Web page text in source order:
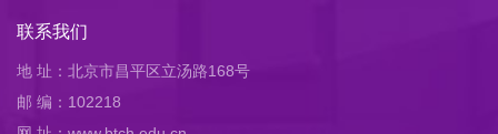
联系我们
地 址：北京市昌平区立汤路168号
邮 编：102218